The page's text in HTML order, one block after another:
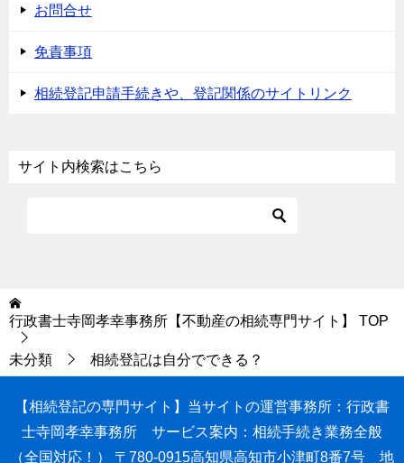
お問合せ
免責事項
相続登記申請手続きや、登記関係のサイトリンク
サイト内検索はこちら
行政書士寺岡孝幸事務所【不動産の相続専門サイト】 TOP
未分類 相続登記は自分でできる？
【相続登記の専門サイト】 当サイトの運営事務所：行政書
士寺岡孝幸事務所 サービス案内：相続手続き業務全般
（全国対応！） 〒780-0915高知県高知市小津町8番7号 地